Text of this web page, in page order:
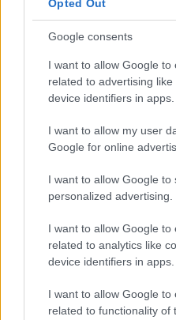
Opted Out
Google consents
I want to allow Google to
related to advertising
device identifiers in apps.
I want to allow my user
Google for online
I want to allow Google to
personalized advertising.
I want to allow Google to
related to analytics like
device identifiers in apps.
I want to allow Google to
related to functionality of
Cesta med Ravnami na
Koroškem in Dravogradom je
predčasno odprta za promet
izbrati material, polnilo in
izvedbo
Več iz kategorije